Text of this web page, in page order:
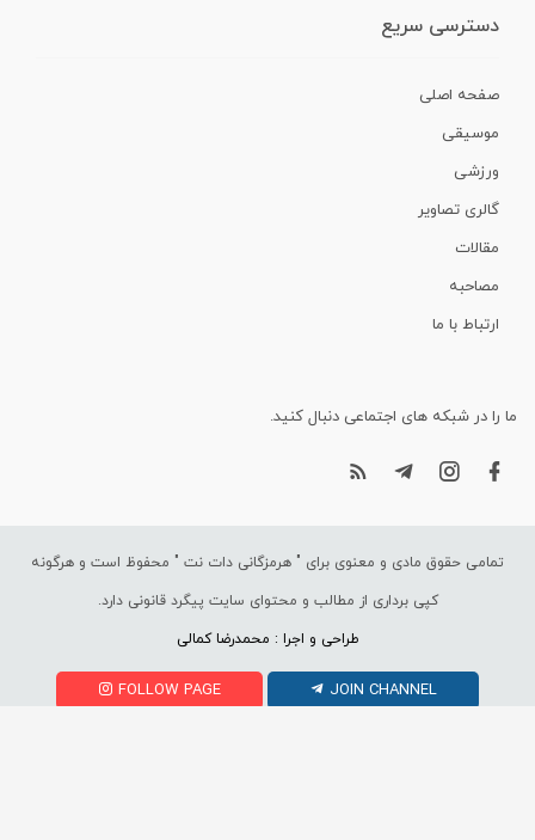
دسترسی سریع
صفحه اصلی
موسیقی
ورزشی
گالری تصاویر
مقالات
مصاحبه
ارتباط با ما
ما را در شبکه های اجتماعی دنبال کنید.
تمامی حقوق مادی و معنوی برای " هرمزگانی دات نت " محفوظ است و هرگونه
کپی برداری از مطالب و محتوای سایت پیگرد قانونی دارد.
طراحی و اجرا : محمدرضا کمالی
FOLLOW PAGE JOIN CHANNEL